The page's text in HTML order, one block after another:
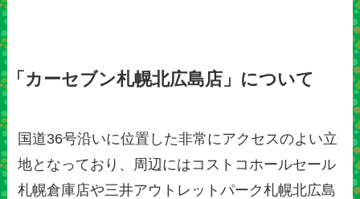
「カーセブン札幌北広島店」について
国道36号沿いに位置した非常にアクセスのよい立
地となっており、周辺にはコストコホールセール
札幌倉庫店や三井アウトレットパーク札幌北広島